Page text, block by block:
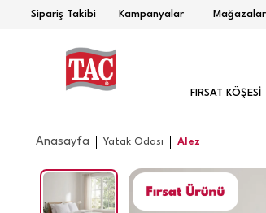
Sipariş Takibi Kampanyalar Mağazalar
FIRSAT KÖŞESİ
Anasayfa Yatak Odası Alez